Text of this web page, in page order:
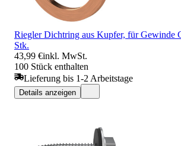
Riegler Dichtring aus Kupfer, für Gewinde
Stk.
43,99 €inkl. MwSt.
100 Stück enthalten
Lieferung bis 1-2 Arbeitstage
Details anzeigen